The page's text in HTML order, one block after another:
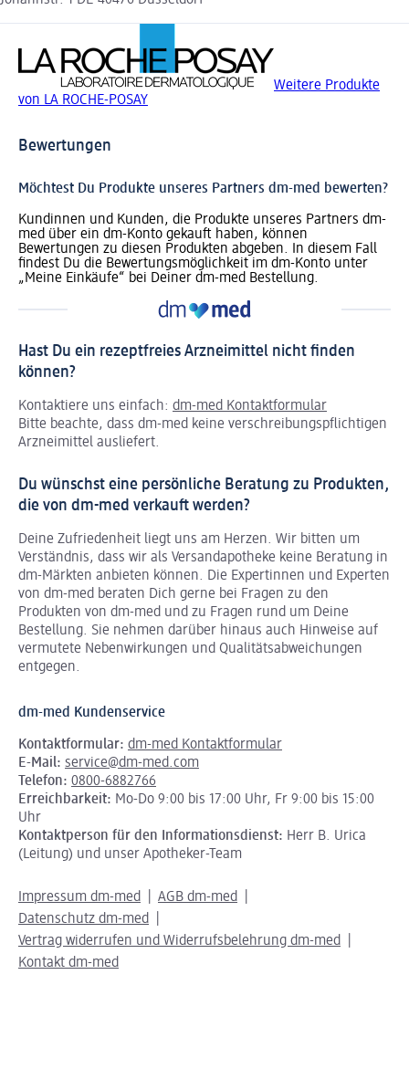
Weitere Produkte
von LA ROCHE-POSAY
Bewertungen
Möchtest Du Produkte unseres Partners dm-med bewerten?
Kundinnen und Kunden, die Produkte unseres Partners dm-
med über ein dm-Konto gekauft haben, können
Bewertungen zu diesen Produkten abgeben. In diesem Fall
findest Du die Bewertungsmöglichkeit im dm-Konto unter
„Meine Einkäufe“ bei Deiner dm-med Bestellung.
Hast Du ein rezeptfreies Arzneimittel nicht finden
können?
Kontaktiere uns einfach: dm-med Kontaktformular
Bitte beachte, dass dm-med keine verschreibungspflichtigen
Arzneimittel ausliefert.
Du wünschst eine persönliche Beratung zu Produkten,
die von dm-med verkauft werden?
Deine Zufriedenheit liegt uns am Herzen. Wir bitten um
Verständnis, dass wir als Versandapotheke keine Beratung in
dm-Märkten anbieten können. Die Expertinnen und Experten
von dm-med beraten Dich gerne bei Fragen zu den
Produkten von dm-med und zu Fragen rund um Deine
Bestellung. Sie nehmen darüber hinaus auch Hinweise auf
vermutete Nebenwirkungen und Qualitätsabweichungen
entgegen.
dm-med Kundenservice
Kontaktformular: dm-med Kontaktformular
E-Mail: service@dm-med.com
Telefon: 0800-6882766
Erreichbarkeit: Mo-Do 9:00 bis 17:00 Uhr, Fr 9:00 bis 15:00
Uhr
Kontaktperson für den Informationsdienst: Herr B. Urica
(Leitung) und unser Apotheker-Team
Impressum dm-med
AGB dm-med
Datenschutz dm-med
Vertrag widerrufen und Widerrufsbelehrung dm-med
Kontakt dm-med